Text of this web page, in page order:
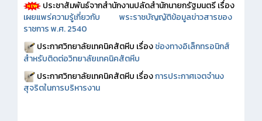
ประชาสัมพันธ์จากสำนักงานปลัดสำนักนายกรัฐมนตรี เรื่อง
เผยแพร่ความรู้เกี่ยวกับ พระราชบัญญัติข้อมูลข่าวสารของ
ราชการ พ.ศ. 2540
ประกาศวิทยาลัยเทคนิคสัตหีบ เรื่องช่องทางอิเล็กทรอนิกส์
สำหรับติดต่อวิทยาลัยเทคนิคสัตหีบ
ประกาศวิทยาลัยเทคนิคสัตหีบ เรื่องการประกาศเจตจำนง
สุจริตในการบริหารงาน